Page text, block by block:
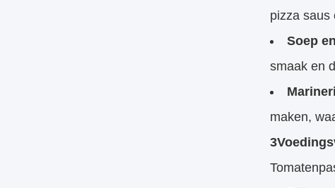
pizza saus
Soep
smaak en
maken,